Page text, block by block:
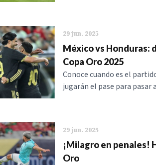
29 jun. 2025
México vs Honduras:
Copa Oro 2025
Conoce cuando es el
jugarán el pase para pasar
29 jun. 2025
¡Milagro en penales!
Oro